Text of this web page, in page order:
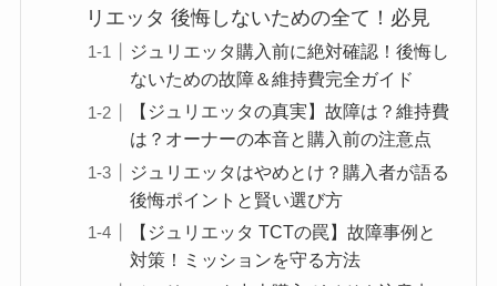
リエッタ 後悔しないための全て！必見
ジュリエッタ購入前に絶対確認！後悔し
ないための故障＆維持費完全ガイド
【ジュリエッタの真実】故障は？維持費
は？オーナーの本音と購入前の注意点
ジュリエッタはやめとけ？購入者が語る
後悔ポイントと賢い選び方
【ジュリエッタ TCTの罠】故障事例と
対策！ミッションを守る方法